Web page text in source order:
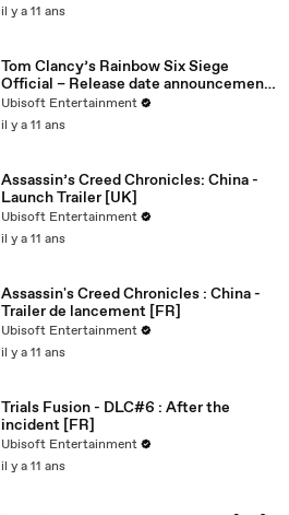
il y a 11 ans
Tom Clancy’s Rainbow Six Siege
Official – Release date announcement
trailer [UK]
Ubisoft Entertainment
il y a 11 ans
Assassin’s Creed Chronicles: China -
Launch Trailer [UK]
Ubisoft Entertainment
il y a 11 ans
Assassin's Creed Chronicles : China -
Trailer de lancement [FR]
Ubisoft Entertainment
il y a 11 ans
Trials Fusion - DLC#6 : After the
incident [FR]
Ubisoft Entertainment
il y a 11 ans